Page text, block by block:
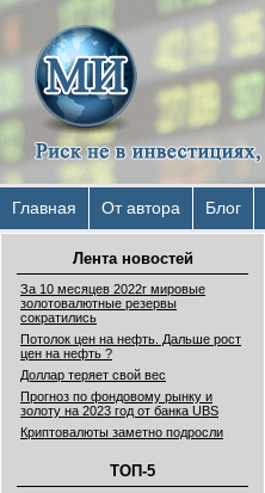
Главная От автора Блог
Лента новостей
За 10 месяцев 2022г мировые
золотовалютные резервы
сократились
Потолок цен на нефть. Дальше рост
цен на нефть ?
Доллар теряет свой вес
Прогноз по фондовому рынку и
золоту на 2023 год от банка UBS
Криптовалюты заметно подросли
ТОП-5